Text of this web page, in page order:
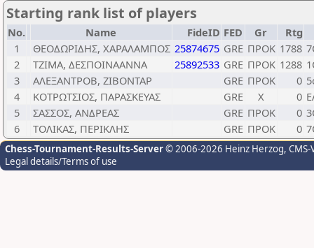
Starting rank list of players
No. Name FideID FED Gr
Rtg
1
ΘΕΟΔΩΡΙΔΗΣ, ΧΑΡΑΛΑΜΠΟΣ 25874675 GRE ΠΡΟΚ 1788
2
ΤΖΙΜΑ, ΔΕΣΠΟΙΝΑΑΝΝΑ 25892533 GRE ΠΡΟΚ 1288
3
ΑΛΕΞΑΝΤΡΟΒ, ΖΙΒΟΝΤΑΡ GRE ΠΡΟΚ 0
4
ΚΟΤΡΩΤΣΙΟΣ, ΠΑΡΑΣΚΕΥΑΣ GRE Χ 0
5
ΣΑΣΣΟΣ, ΑΝΔΡΕΑΣ GRE ΠΡΟΚ 0
6
ΤΟΛΙΚΑΣ, ΠΕΡΙΚΛΗΣ GRE ΠΡΟΚ 0
Chess-Tournament-Results-Server© 2006-2026 Heinz Herzog,
Legal details/Terms of use